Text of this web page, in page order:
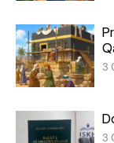
3
3